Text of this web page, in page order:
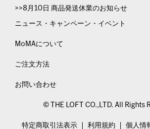
>>8月10日 商品発送休業のお知らせ
ニュース・キャンペーン・イベント
MoMAについて
ご注文方法
お問い合わせ
© THE LOFT CO.,LTD. All Rights
特定商取引法表示 利用規約 個人情